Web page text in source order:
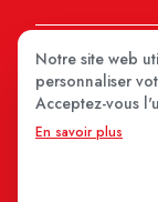
Notre site web
personnaliser
Acceptez-vous
En savoir plus